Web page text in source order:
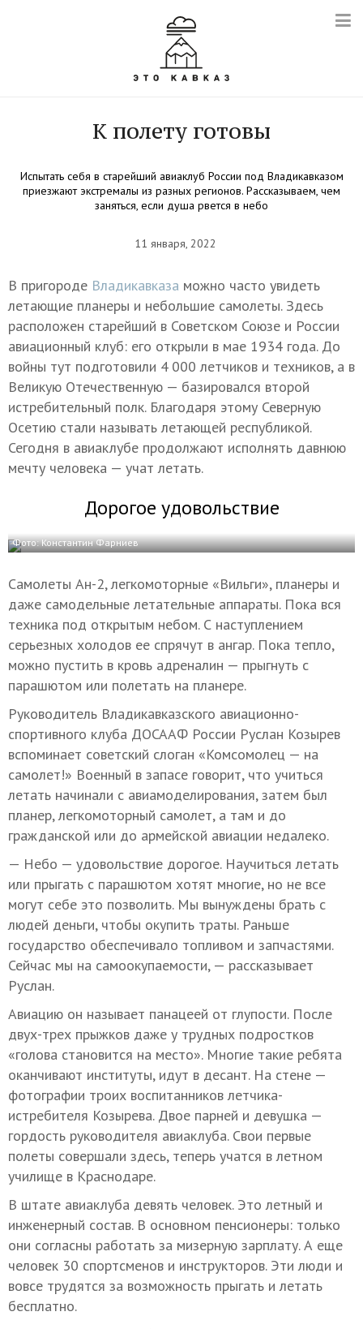
К полету готовы
Испытать себя в старейший авиаклуб России под Владикавказом
приезжают экстремалы из разных регионов. Рассказываем, чем
заняться, если душа рвется в небо
11 января, 2022
В пригороде Владикавказа можно часто увидеть
летающие планеры и небольшие самолеты. Здесь
расположен старейший в Советском Союзе и России
авиационный клуб: его открыли в мае 1934 года. До
войны тут подготовили 4 000 летчиков и техников, а в
Великую Отечественную — базировался второй
истребительный полк. Благодаря этому Северную
Осетию стали называть летающей республикой.
Сегодня в авиаклубе продолжают исполнять давнюю
мечту человека — учат летать.
Дорогое удовольствие
Фото: Константин Фарниев
Самолеты Ан-2, легкомоторные «Вильги», планеры и
даже самодельные летательные аппараты. Пока вся
техника под открытым небом. С наступлением
серьезных холодов ее спрячут в ангар. Пока тепло,
можно пустить в кровь адреналин — прыгнуть с
парашютом или полетать на планере.
Руководитель Владикавказского авиационно-
спортивного клуба ДОСААФ России Руслан Козырев
вспоминает советский слоган «Комсомолец — на
самолет!» Военный в запасе говорит, что учиться
летать начинали с авиамоделирования, затем был
планер, легкомоторный самолет, а там и до
гражданской или до армейской авиации недалеко.
— Небо — удовольствие дорогое. Научиться летать
или прыгать с парашютом хотят многие, но не все
могут себе это позволить. Мы вынуждены брать с
людей деньги, чтобы окупить траты. Раньше
государство обеспечивало топливом и запчастями.
Сейчас мы на самоокупаемости, — рассказывает
Руслан.
Авиацию он называет панацеей от глупости. После
двух-трех прыжков даже у трудных подростков
«голова становится на место». Многие такие ребята
оканчивают институты, идут в десант. На стене —
фотографии троих воспитанников летчика-
истребителя Козырева. Двое парней и девушка —
гордость руководителя авиаклуба. Свои первые
полеты совершали здесь, теперь учатся в летном
училище в Краснодаре.
В штате авиаклуба девять человек. Это летный и
инженерный состав. В основном пенсионеры: только
они согласны работать за мизерную зарплату. А еще
человек 30 спортсменов и инструкторов. Эти люди и
вовсе трудятся за возможность прыгать и летать
бесплатно.